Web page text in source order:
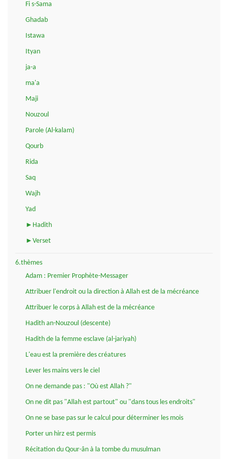
Fi s-Sama
Ghadab
Istawa
Ityan
ja-a
ma'a
Maji
Nouzoul
Parole (Al-kalam)
Qourb
Rida
Saq
Wajh
Yad
►Hadith
►Verset
6.thèmes
Adam : Premier Prophète-Messager
Attribuer l'endroit ou la direction à Allah est de la mécréance
Attribuer le corps à Allah est de la mécréance
Hadith an-Nouzoul (descente)
Hadith de la femme esclave (al-jariyah)
L'eau est la première des créatures
Lever les mains vers le ciel
On ne demande pas : "Où est Allah ?"
On ne dit pas "Allah est partout" ou "dans tous les endroits"
On ne se base pas sur le calcul pour déterminer les mois
Porter un hirz est permis
Récitation du Qour-ân à la tombe du musulman